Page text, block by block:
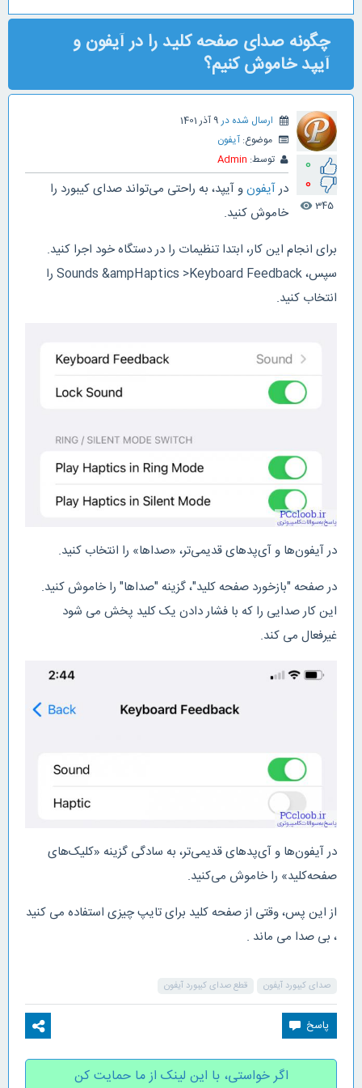
چگونه صدای صفحه کلید را در آیفون و
آیپد خاموش کنیم؟
0
0
345
visibility
ارسال شده در 9 آذر 1401
موضوع: آیفون
توسط: Admin
درآیفونو آیپد، به راحتی می‌تواند صدای کیبورد را
خاموش کنید.
برای انجام این کار، ابتدا تنظیمات را در دستگاه خود اجرا کنید.
سپس، Sounds &ampHaptics >Keyboard Feedback را
انتخاب کنید.
در آیفون‌ها و آی‌پدهای قدیمی‌تر، «صداها» را انتخاب کنید.
در صفحه "بازخورد صفحه کلید"، گزینه "صداها" را خاموش کنید.
این کار صدایی را که با فشار دادن یک کلید پخش می شود
غیرفعال می کند.
در آیفون‌ها و آی‌پدهای قدیمی‌تر، به سادگی گزینه «کلیک‌های
صفحه‌کلید» را خاموش می‌کنید.
از این پس، وقتی از صفحه کلید برای تایپ چیزی استفاده می کنید
، بی صدا می ماند .
صدای کیبورد آیفون قطع صدای کیبورد آیفون
اگر خواستی، با این لینک از ما حمایت کن